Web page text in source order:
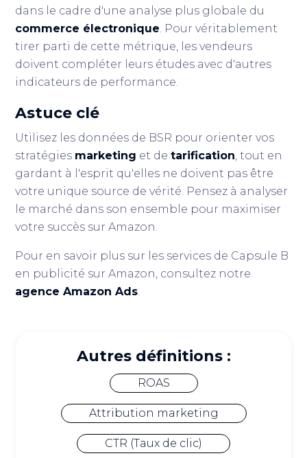
dans le cadre d'une analyse plus globale du
commerce électronique. Pour véritablement
tirer parti de cette métrique, les vendeurs
doivent compléter leurs études avec d'autres
indicateurs de performance.
Astuce clé
Utilisez les données de BSR pour orienter vos
stratégies marketing et detarification, tout en
gardant à l'esprit qu'elles ne doivent pas être
votre unique source de vérité. Pensez à analyser
le marché dans son ensemble pour maximiser
votre succès sur Amazon.
Pour en savoir plus sur les services de Capsule B
en publicité sur Amazon, consultez notre
agence Amazon Ads.
Autres définitions :
ROAS
Attribution marketing
CTR (Taux de clic)